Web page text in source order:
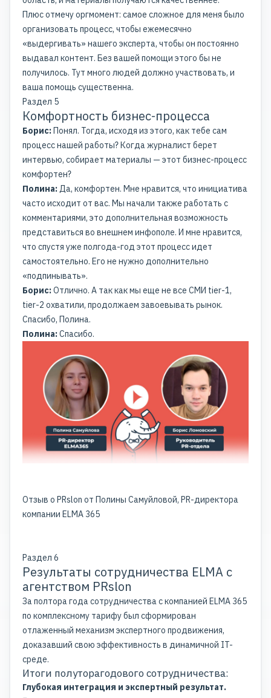
Плюс отмечу оргмомент: самое сложное для меня было
организовать процесс, чтобы ежемесячно
«выдергивать» нашего эксперта, чтобы он постоянно
выдавал контент. Без вашей помощи этого бы не
получилось. Тут много людей должно участвовать, и
ваша помощь существенна.
Раздел 5
Комфортность бизнес-процесса
Борис:Понял. Тогда, исходя из этого, как тебе сам
процесс нашей работы? Когда журналист берет
интервью, собирает материалы — этот бизнес-процесс
комфортен?
Полина: Да, комфортен. Мне нравится, что инициатива
часто исходит от вас. Мы начали также работать с
комментариями, это дополнительная возможность
представиться во внешнем инфополе. И мне нравится,
что спустя уже полгода-год этот процесс идет
самостоятельно. Его не нужно дополнительно
«подпинывать».
Борис:Отлично. А так как мы еще не все СМИ tier-1,
tier-2 охватили, продолжаем завоевывать рынок.
Спасибо, Полина.
Полина:Спасибо.
Отзыв о PRslon от Полины Самуйловой, PR-директора
компании ELMA 365
Раздел 6
Результаты сотрудничества ELMA с
агентством PRslon
За полтора года сотрудничества с компанией ELMA 365
по комплексному тарифу был сформирован
отлаженный механизм экспертного продвижения,
доказавший свою эффективность в динамичной IT-
среде.
Итоги полуторагодового сотрудничества:
Глубокая интеграция и экспертный результат.